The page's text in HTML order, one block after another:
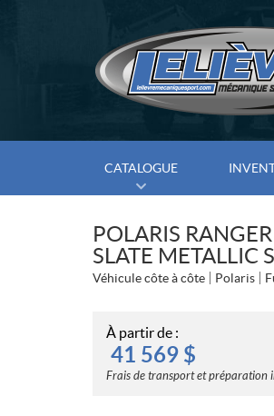
CATALOGUE
POLARIS
SLATE METALLIC
Véhicule côte à côte Polaris
À partir de :
41 569 $
Frais de transport et préparation